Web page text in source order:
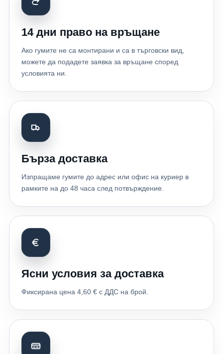
14 дни право на връщане
Ако гумите не са монтирани и са в търговски вид,
можете да подадете заявка за връщане според
условията ни.
Бърза доставка
Изпращаме гумите до адрес или офис на куриер в
рамките на до 48 часа след потвърждение.
Ясни условия за доставка
Фиксирана цена 4,60 € с ДДС на брой.